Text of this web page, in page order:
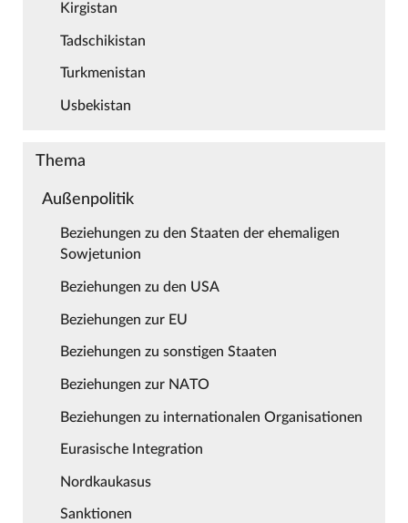
Kirgistan
Tadschikistan
Turkmenistan
Usbekistan
Thema
Außenpolitik
Beziehungen zu den Staaten der ehemaligen
Sowjetunion
Beziehungen zu den USA
Beziehungen zur EU
Beziehungen zu sonstigen Staaten
Beziehungen zur NATO
Beziehungen zu internationalen Organisationen
Eurasische Integration
Nordkaukasus
Sanktionen